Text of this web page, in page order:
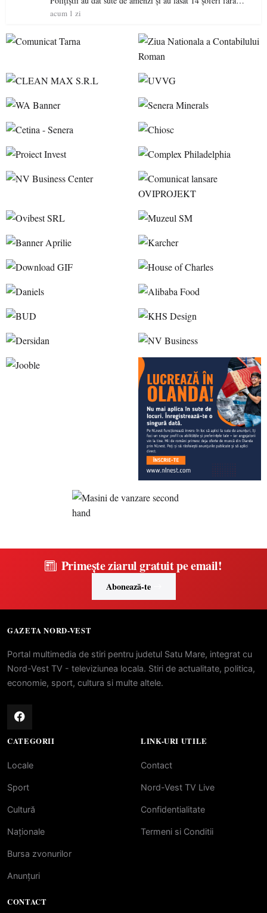
permis într-o singură zi
acum 1 zi
Primește ziarul gratuit pe email!
Abonează-te
GAZETA NORD-VEST
Portal multimedia de stiri pentru judetul Satu Mare, integrat cu
Nord-Vest TV - televiziunea locala. Stiri de actualitate, politica,
economie, sport, cultura si multe altele.
CATEGORII
Locale
Sport
Cultură
Naționale
Bursa zvonurilor
Anunțuri
LINK-URI UTILE
Contact
Nord-Vest TV Live
Confidentialitate
Termeni si Conditii
CONTACT